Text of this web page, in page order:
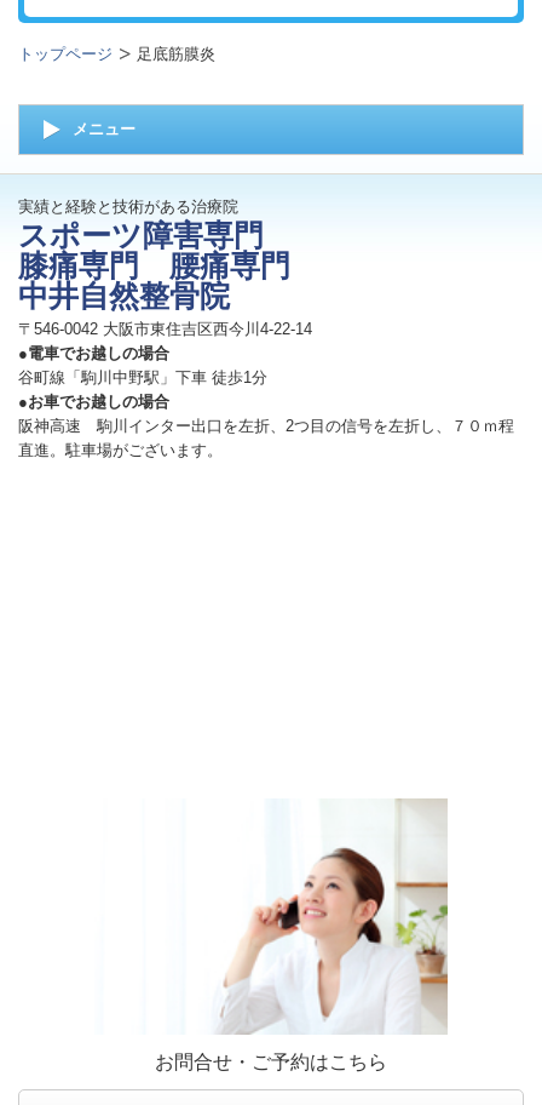
トップページ 足底筋膜炎
メニュー
実績と経験と技術がある治療院
スポーツ障害専門
膝痛専門 腰痛専門
中井自然整骨院
〒546-0042 大阪市東住吉区西今川4-22-14
●電車でお越しの場合
谷町線「駒川中野駅」下車 徒歩1分
●お車でお越しの場合
阪神高速 駒川インター出口を左折、2つ目の信号を左折し、７０ｍ程
直進。駐車場がございます。
お問合せ・ご予約はこちら